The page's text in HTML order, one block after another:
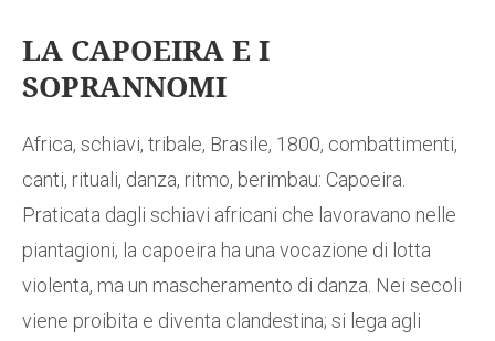
LA CAPOEIRA E I
SOPRANNOMI
Africa, schiavi, tribale, Brasile, 1800, combattimenti,
canti, rituali, danza, ritmo, berimbau: Capoeira.
Praticata dagli schiavi africani che lavoravano nelle
piantagioni, la capoeira ha una vocazione di lotta
violenta, ma un mascheramento di danza. Nei secoli
viene proibita e diventa clandestina; si lega agli